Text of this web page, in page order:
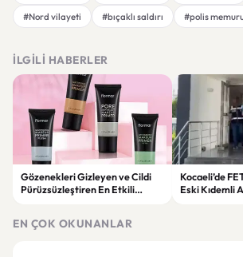
#Nord vilayeti
#bıçaklı saldırı #polis
İLGILI HABERLER
Gözenekleri Gizleyen ve Cildi
Pürüzsüzleştiren En Etkili
Kocaeli’de
Eski Kıdemli
EN ÇOK OKUNANLAR